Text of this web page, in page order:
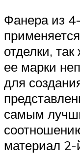
Фанера из
отделки,
ее марки
для
самым
материал